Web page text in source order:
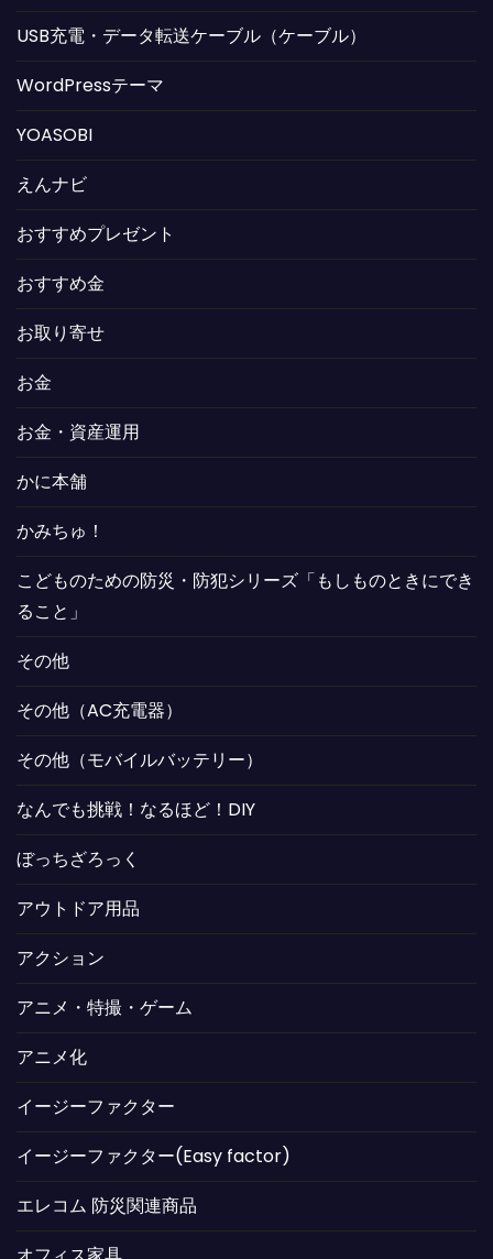
USB充電・データ転送ケーブル（ケーブル）
WordPressテーマ
YOASOBI
えんナビ
おすすめプレゼント
おすすめ金
お取り寄せ
お金
お金・資産運用
かに本舗
かみちゅ！
こどものための防災・防犯シリーズ「もしものときにでき
ること」
その他
その他（AC充電器）
その他（モバイルバッテリー）
なんでも挑戦！なるほど！DIY
ぼっちざろっく
アウトドア用品
アクション
アニメ・特撮・ゲーム
アニメ化
イージーファクター
イージーファクター(Easy factor)
エレコム 防災関連商品